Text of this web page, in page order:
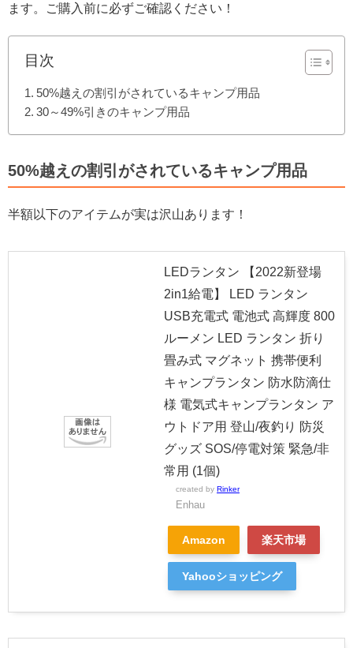
ます。ご購入前に必ずご確認ください！
目次
50%越えの割引がされているキャンプ用品
30～49%引きのキャンプ用品
50%越えの割引がされているキャンプ用品
半額以下のアイテムが実は沢山あります！
LEDランタン 【2022新登場
2in1給電】 LED ランタン
USB充電式 電池式 高輝度 800
ルーメン LED ランタン 折り
畳み式 マグネット 携帯便利
キャンプランタン 防水防滴仕
様 電気式キャンプランタン ア
ウトドア用 登山/夜釣り 防災
グッズ SOS/停電対策 緊急/非
常用 (1個)
created by Rinker
Enhau
Amazon 楽天市場
Yahooショッピング